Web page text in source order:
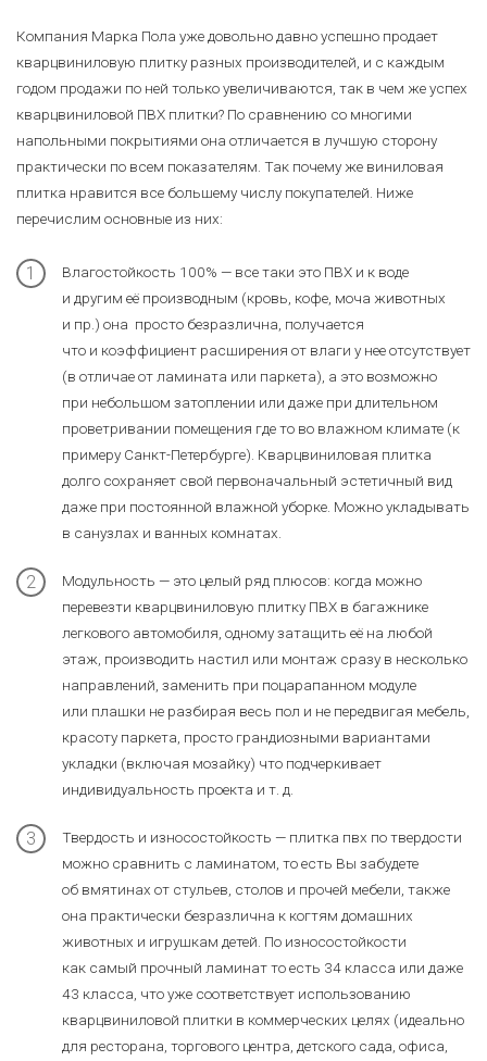
Компания Марка Пола уже довольно давно успешно продает
кварцвиниловую плитку разных производителей, и с каждым
годом продажи по ней только увеличиваются, так в чем же успех
кварцвиниловой ПВХ плитки? По сравнению со многими
напольными покрытиями она отличается в лучшую сторону
практически по всем показателям. Так почему же виниловая
плитка нравится все большему числу покупателей. Ниже
перечислим основные из них:
Влагостойкость 100% — все таки это ПВХ и к воде
и другим её производным (кровь, кофе, моча животных
и пр.) она просто безразлична, получается
что и коэффициент расширения от влаги у нее отсутствует
(в отличае от ламината или паркета), а это возможно
при небольшом затоплении или даже при длительном
проветривании помещения где то во влажном климате (к
примеру Санкт-Петербурге). Кварцвиниловая плитка
долго сохраняет свой первоначальный эстетичный вид
даже при постоянной влажной уборке. Можно укладывать
в санузлах и ванных комнатах.
Модульность — это целый ряд плюсов: когда можно
перевезти кварцвиниловую плитку ПВХ в багажнике
легкового автомобиля, одному затащить её на любой
этаж, производить настил или монтаж сразу в несколько
направлений, заменить при поцарапанном модуле
или плашки не разбирая весь пол и не передвигая мебель,
красоту паркета, просто грандиозными вариантами
укладки (включая мозайку) что подчеркивает
индивидуальность проекта и т. д.
Твердость и износостойкость — плитка пвх по твердости
можно сравнить с ламинатом, то есть Вы забудете
об вмятинах от стульев, столов и прочей мебели, также
она практически безразлична к когтям домашних
животных и игрушкам детей. По износостойкости
как самый прочный ламинат то есть 34 класса или даже
43 класса, что уже соответствует использованию
кварцвиниловой плитки в коммерческих целях (идеально
для ресторана, торгового центра, детского сада, офиса,